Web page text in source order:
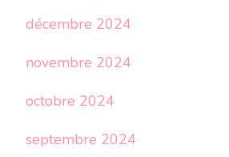
décembre 2024
novembre 2024
octobre 2024
septembre 2024